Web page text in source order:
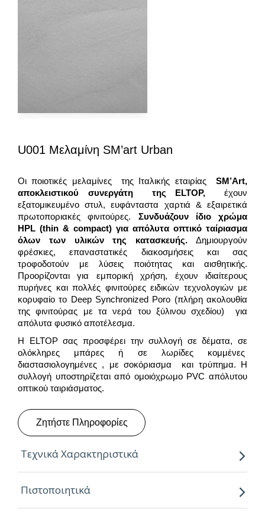
U001 Μελαμίνη SM’art Urban
Οι ποιοτικές μελαμίνες της Ιταλικής εταιρίας SM’Art,
αποκλειστικού συνεργάτη της ELTOP,
έχουν
εξατομικευμένο στυλ, ευφάνταστα χαρτιά & εξαιρετικά
πρωτοποριακές φινιτούρες. Συνδυάζουν ίδιο χρώμα
HPL (thin & compact) για απόλυτα οπτικό ταίριασμα
όλων των υλικών της κατασκευής. Δημιουργούν
φρέσκιες, επαναστατικές διακοσμήσεις και σας
τροφοδοτούν με λύσεις ποιότητας και αισθητικής.
Προορίζονται για εμπορική χρήση, έχουν ιδιαίτερους
πυρήνες και πολλές φινιτούρες ειδικών τεχνολογιών με
κορυφαίο το Deep Synchronized Poro (πλήρη ακολουθία
της φινιτούρας με τα νερά του ξύλινου σχεδίου) για
απόλυτα φυσικό αποτέλεσμα.
Η ELTOP σας προσφέρει την συλλογή σε δέματα, σε
ολόκληρες μπάρες ή σε λωρίδες κομμένες
διαστασιολογημένες , με σοκόριασμα και τρύπημα. Η
συλλογή υποστηρίζεται από ομοιόχρωμο PVC απόλυτου
οπτικού ταιριάσματος.
Ζητήστε Πληροφορίες
Τεχνικά Χαρακτηριστικά
Πάχη:8, 19, 25mm
Μήκος:3.05m
Πιστοποιητικά